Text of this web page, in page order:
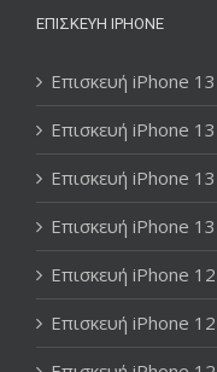
ΕΠΙΣΚΕΥΉ IPHONE
Επισκευή iPhone
Επισκευή iPhone
Επισκευή iPhone 13
Επισκευή iPhone
Επισκευή iPhone
Επισκευή iPhone